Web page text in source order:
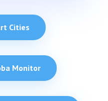
Cities
Monitor